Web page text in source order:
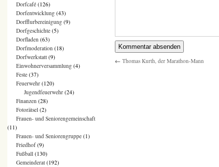
← Thomas Kurth, der Marathon-Mann
Dorfcafé (126)
Dorfentwicklung (43)
Dorfflurbereinigung (9)
Dorfgeschichte (5)
Dorfladen (63)
Dorfmoderation (18)
Dorfwerkstatt (9)
Einwohnerversammlung (4)
Feste (37)
Feuerwehr (120)
Jugendfeuerwehr (24)
Finanzen (28)
Fotorätsel (2)
Frauen- und Seniorengemeinschaft
(11)
Frauen- und Seniorengruppe (1)
Friedhof(9)
Fußball (130)
Gemeinderat (192)